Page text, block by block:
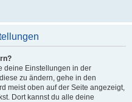
deine Einstellungen in der
zu ändern, gehe in den
meist oben auf der Seite angezeigt,
Dort kannst du alle deine